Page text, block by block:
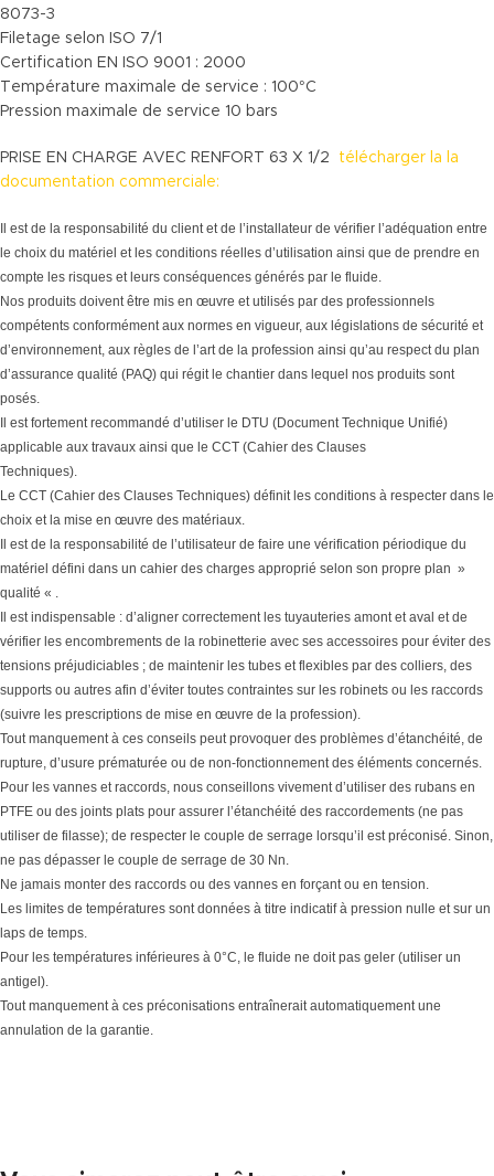
8073-3
Filetage selon ISO 7/1
Certification EN ISO 9001 : 2000
Température maximale de service : 100°C
Pression maximale de service 10 bars
PRISE EN CHARGE AVEC RENFORT 63 X 1/2 télécharger la la
documentation commerciale:
Il est de la responsabilité du client et de l’installateur de vérifier l’adéquation entre
le choix du matériel et les conditions réelles d’utilisation ainsi que de prendre en
compte les risques et leurs conséquences générés par le fluide.
Nos produits doivent être mis en œuvre et utilisés par des professionnels
compétents conformément aux normes en vigueur, aux législations de sécurité et
d’environnement, aux règles de l’art de la profession ainsi qu’au respect du plan
d’assurance qualité (PAQ) qui régit le chantier dans lequel nos produits sont
posés.
Il est fortement recommandé d’utiliser le DTU (Document Technique Unifié)
applicable aux travaux ainsi que le CCT (Cahier des Clauses
Techniques).
Le CCT (Cahier des Clauses Techniques) définit les conditions à respecter dans le
choix et la mise en œuvre des matériaux.
Il est de la responsabilité de l’utilisateur de faire une vérification périodique du
matériel défini dans un cahier des charges approprié selon son propre plan »
qualité « .
Il est indispensable : d’aligner correctement les tuyauteries amont et aval et de
vérifier les encombrements de la robinetterie avec ses accessoires pour éviter des
tensions préjudiciables ; de maintenir les tubes et flexibles par des colliers, des
supports ou autres afin d’éviter toutes contraintes sur les robinets ou les raccords
(suivre les prescriptions de mise en œuvre de la profession).
Tout manquement à ces conseils peut provoquer des problèmes d’étanchéité, de
rupture, d’usure prématurée ou de non-fonctionnement des éléments concernés.
Pour les vannes et raccords, nous conseillons vivement d’utiliser des rubans en
PTFE ou des joints plats pour assurer l’étanchéité des raccordements (ne pas
utiliser de filasse); de respecter le couple de serrage lorsqu’il est préconisé. Sinon,
ne pas dépasser le couple de serrage de 30 Nn.
Ne jamais monter des raccords ou des vannes en forçant ou en tension.
Les limites de températures sont données à titre indicatif à pression nulle et sur un
laps de temps.
Pour les températures inférieures à 0°C, le fluide ne doit pas geler (utiliser un
antigel).
Tout manquement à ces préconisations entraînerait automatiquement une
annulation de la garantie.